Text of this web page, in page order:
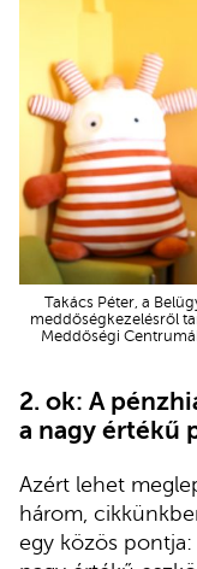
Takács Péter, a
meddőségkezelésről
Meddőségi
2. ok: A
a nagy értékű
Azért lehet
három,
egy közös